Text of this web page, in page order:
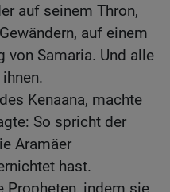
auf seinem Thron,
auf einem
von Samaria. Und alle
Kenaana, machte
So spricht der
Aramäer
hast.